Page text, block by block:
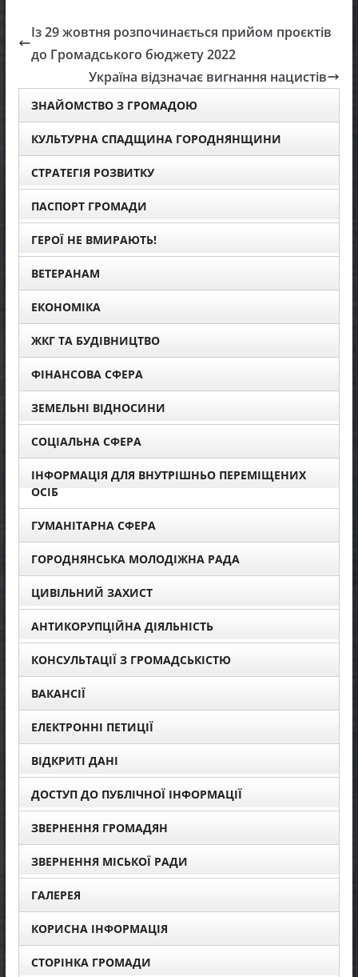
Із 29 жовтня розпочинається прийом проєктів
до Громадського бюджету 2022
Україна відзначає вигнання нацистів
ЗНАЙОМСТВО З ГРОМАДОЮ
КУЛЬТУРНА СПАДЩИНА ГОРОДНЯНЩИНИ
СТРАТЕГІЯ РОЗВИТКУ
ПАСПОРТ ГРОМАДИ
ГЕРОЇ НЕ ВМИРАЮТЬ!
ВЕТЕРАНАМ
ЕКОНОМІКА
ЖКГ ТА БУДІВНИЦТВО
ФІНАНСОВА СФЕРА
ЗЕМЕЛЬНІ ВІДНОСИНИ
СОЦІАЛЬНА СФЕРА
ІНФОРМАЦІЯ ДЛЯ ВНУТРІШНЬО ПЕРЕМІЩЕНИХ
ОСІБ
ГУМАНІТАРНА СФЕРА
ГОРОДНЯНСЬКА МОЛОДІЖНА РАДА
ЦИВІЛЬНИЙ ЗАХИСТ
АНТИКОРУПЦІЙНА ДІЯЛЬНІСТЬ
КОНСУЛЬТАЦІЇ З ГРОМАДСЬКІСТЮ
ВАКАНСІЇ
ЕЛЕКТРОННІ ПЕТИЦІЇ
ВІДКРИТІ ДАНІ
ДОСТУП ДО ПУБЛІЧНОЇ ІНФОРМАЦІЇ
ЗВЕРНЕННЯ ГРОМАДЯН
ЗВЕРНЕННЯ МІСЬКОЇ РАДИ
ГАЛЕРЕЯ
КОРИСНА ІНФОРМАЦІЯ
СТОРІНКА ГРОМАДИ